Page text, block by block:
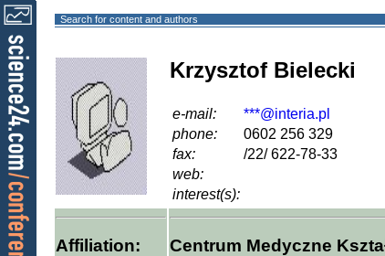
Search for content and authors
Krzysztof Bielecki
e-mail:
***@interia.pl
phone:
0602 256 329
fax:
/22/ 622-78-33
web:
interest(s):
Affiliation: Centrum Medyczne